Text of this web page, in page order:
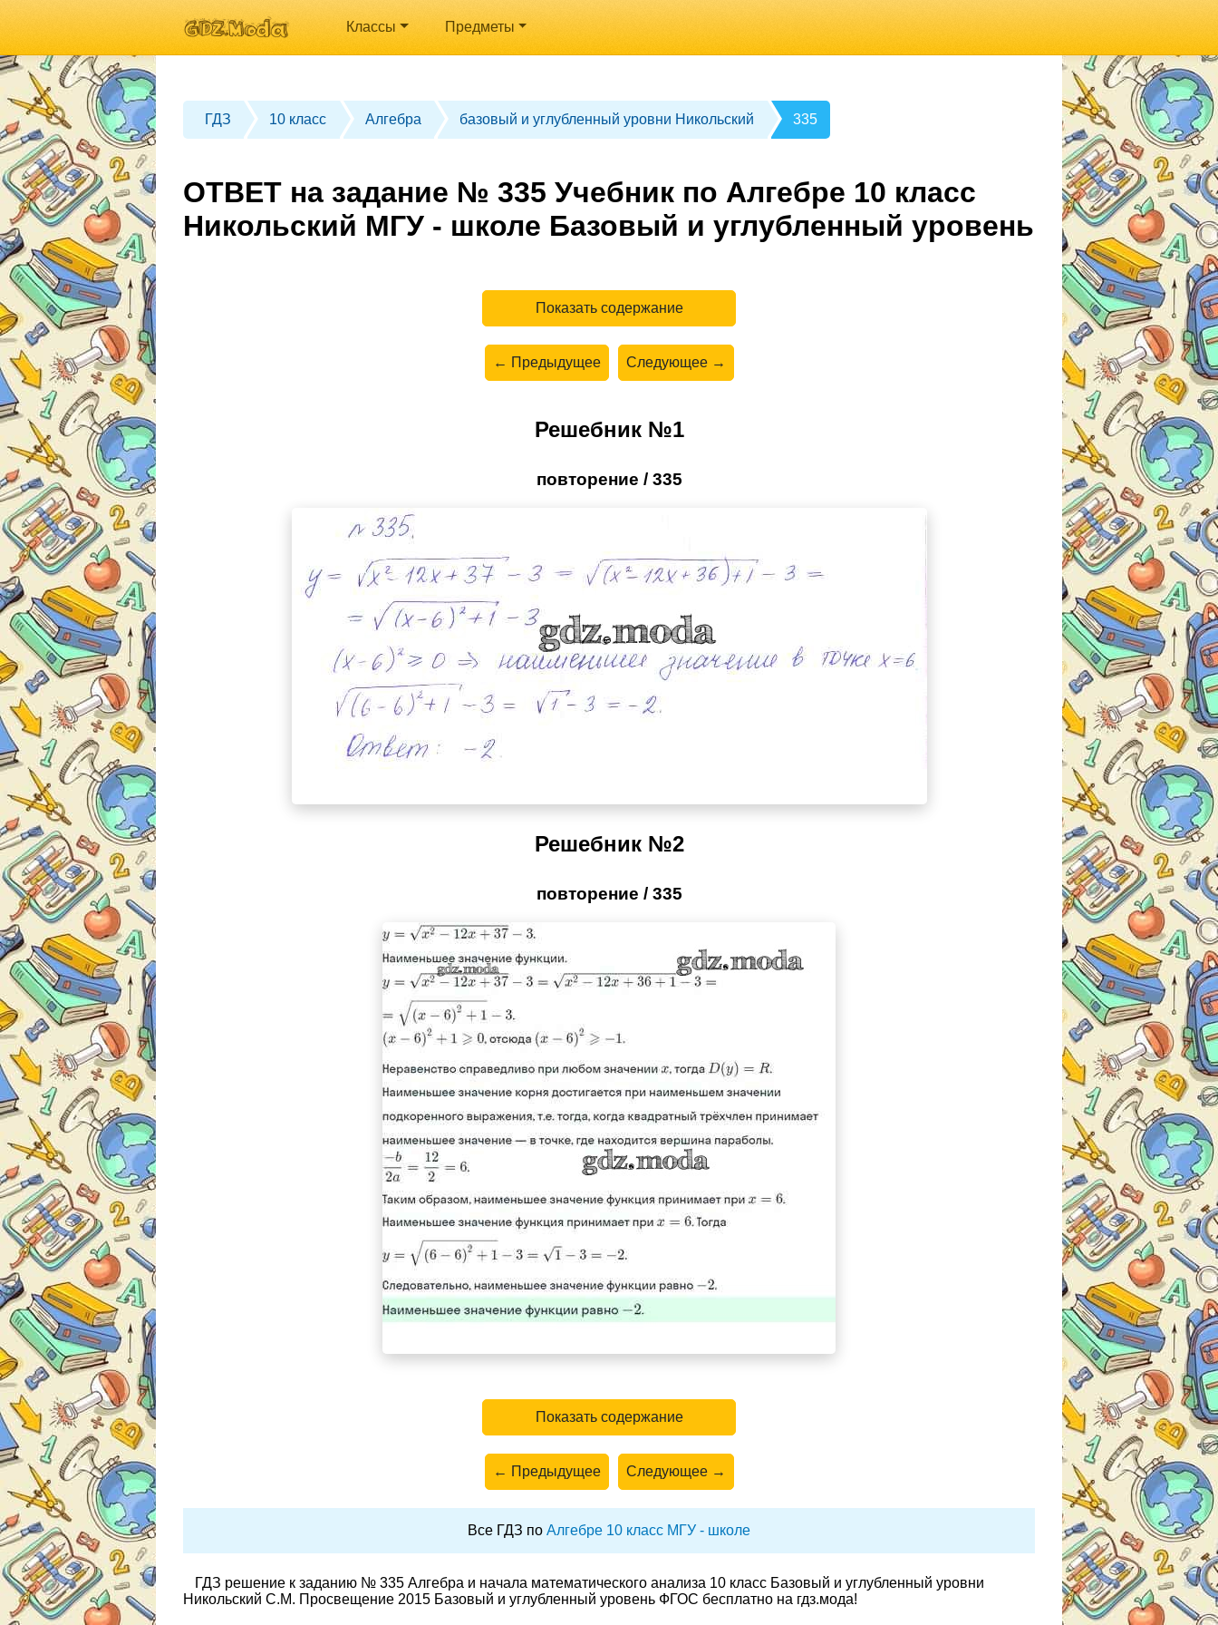
Классы Предметы
ГДЗ 10 класс Алгебра базовый и углубленный уровни Никольский 335
ОТВЕТ на задание № 335 Учебник по Алгебре 10 класс
Никольский МГУ - школе Базовый и углубленный уровень
Показать содержание
← Предыдущее Следующее →
Решебник №1
повторение / 335
Решебник №2
повторение / 335
Показать содержание
← Предыдущее Следующее →
Все ГДЗ по Алгебре 10 класс МГУ - школе
ГДЗ решение к заданию № 335 Алгебра и начала математического анализа 10 класс Базовый и углубленный уровни
Никольский С.М. Просвещение 2015 Базовый и углубленный уровень ФГОС бесплатно на гдз.мода!